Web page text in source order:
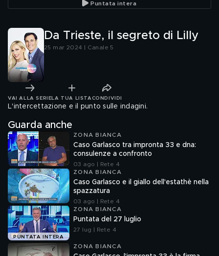
Puntata intera
Da Trieste, il segreto di Lilly
25 mar 2024 | Canale 5
VAI ALLA SERIE LA TUA LISTA CONDIVIDI
L'intercettazione e il punto sulle indagini.
Guarda anche
ZONA BIANCA
Caso Garlasco tra impronta 33 e dna:
consulenze a confronto
03 ago | Rete 4
ZONA BIANCA
Caso Garlasco e il giallo dell'estathè nella
spazzatura
03 ago | Rete 4
PUNTATA INTERA
ZONA BIANCA
Puntata del 27 luglio
27 lug | Rete 4
ZONA BIANCA